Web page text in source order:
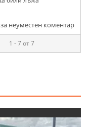
неуместен коментар
1 - 7 от 7